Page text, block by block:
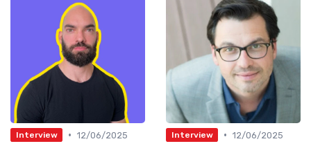
Interview • 12/06/2025
Interview • 12/06/2025